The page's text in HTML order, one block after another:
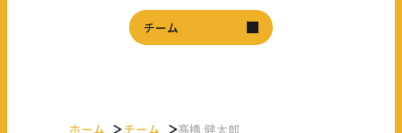
チーム
ホーム チーム 髙橋 健太郎